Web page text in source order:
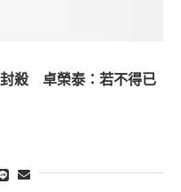
殺 卓榮泰：若不得已